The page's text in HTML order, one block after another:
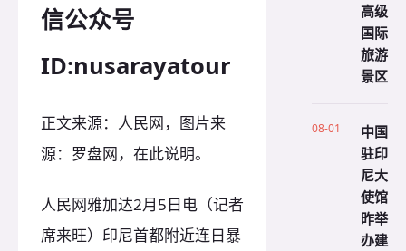
信公众号
ID:nusarayatour
正文来源：人民网，图片来
源：罗盘网，在此说明。
人民网雅加达2月5日电（记者
席来旺）印尼首都附近连日暴
高级
国际
旅游
景区
08-01
中国
驻印
尼大
使馆
昨举
办建